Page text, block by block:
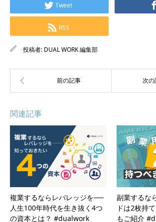
Tweet
RSS
投稿者: DUAL WORK 編集部
関連記事
複業するならレバレッジを──
人生100年時代を生き抜く4つ
の資本とは？ #dualwork
副業するな
ドは2枚持
もご紹介